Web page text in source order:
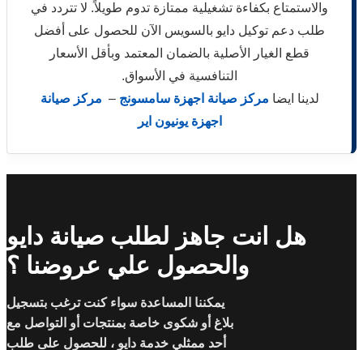
والاستمتاع بكفاءة تشغيلية ممتازة تدوم طويلاً. لا تتردد في
طلب دعم توكيل دايو بالسويس الآن للحصول على أفضل
قطع الغيار الأصلية بالضمان المعتمد وبأقل الأسعار
التنافسية في الأسواق.
لدينا ايضا مركز صيانة اجهزة سامسونج – مركز صيانة
اجهزة يونيون اير
هل انت جاهز لطلب صيانة دايو
والحصول علي عروضنا ؟
يمكننا المساعدة سواء كنت ترغب بتسجيل
بلاغ أو شكوى خاصة بمنتجات أو التواصل مع
أحد ممثلي خدمة دايو ، للحصول على طلب